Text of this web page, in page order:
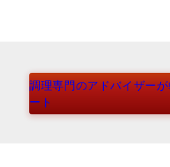
調理専門のアドバイザー
ート